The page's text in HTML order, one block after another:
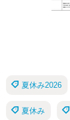
夏休み2026
夏休み